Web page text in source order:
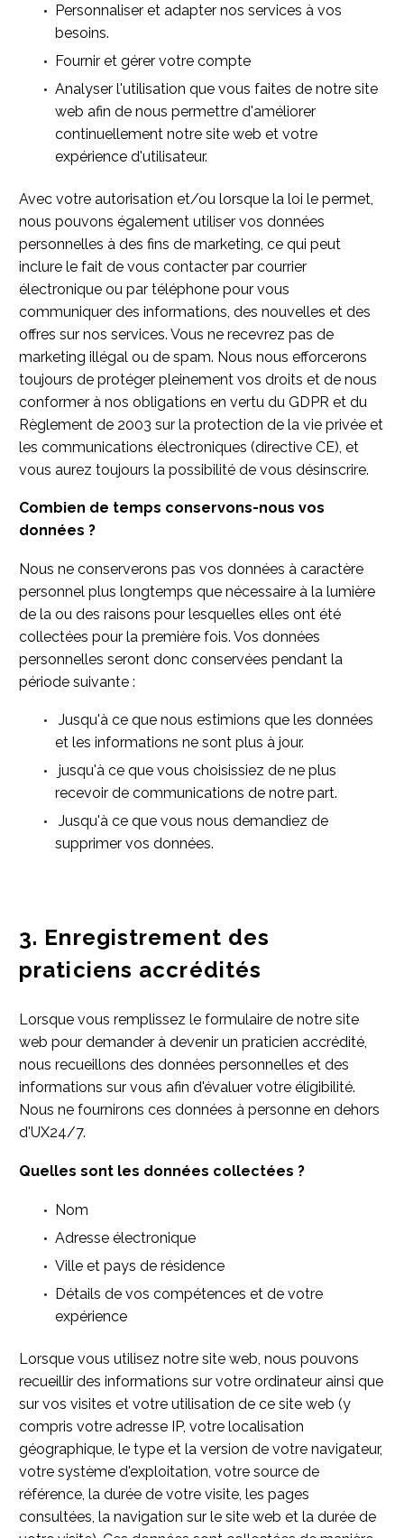
Personnaliser et adapter nos services à vos
besoins.
Fournir et gérer votre compte
Analyser l'utilisation que vous faites de notre site
web afin de nous permettre d'améliorer
continuellement notre site web et votre
expérience d'utilisateur.
Avec votre autorisation et/ou lorsque la loi le permet,
nous pouvons également utiliser vos données
personnelles à des fins de marketing, ce qui peut
inclure le fait de vous contacter par courrier
électronique ou par téléphone pour vous
communiquer des informations, des nouvelles et des
offres sur nos services. Vous ne recevrez pas de
marketing illégal ou de spam. Nous nous efforcerons
toujours de protéger pleinement vos droits et de nous
conformer à nos obligations en vertu du GDPR et du
Règlement de 2003 sur la protection de la vie privée et
les communications électroniques (directive CE), et
vous aurez toujours la possibilité de vous désinscrire.
Combien de temps conservons-nous vos
données ?
Nous ne conserverons pas vos données à caractère
personnel plus longtemps que nécessaire à la lumière
de la ou des raisons pour lesquelles elles ont été
collectées pour la première fois. Vos données
personnelles seront donc conservées pendant la
période suivante :
Jusqu'à ce que nous estimions que les données
et les informations ne sont plus à jour.
jusqu'à ce que vous choisissiez de ne plus
recevoir de communications de notre part.
Jusqu'à ce que vous nous demandiez de
supprimer vos données.
3. Enregistrement des
praticiens accrédités
Lorsque vous remplissez le formulaire de notre site
web pour demander à devenir un praticien accrédité,
nous recueillons des données personnelles et des
informations sur vous afin d'évaluer votre éligibilité.
Nous ne fournirons ces données à personne en dehors
d'UX24/7.
Quelles sont les données collectées ?
Nom
Adresse électronique
Ville et pays de résidence
Détails de vos compétences et de votre
expérience
Lorsque vous utilisez notre site web, nous pouvons
recueillir des informations sur votre ordinateur ainsi que
sur vos visites et votre utilisation de ce site web (y
compris votre adresse IP, votre localisation
géographique, le type et la version de votre navigateur,
votre système d'exploitation, votre source de
référence, la durée de votre visite, les pages
consultées, la navigation sur le site web et la durée de